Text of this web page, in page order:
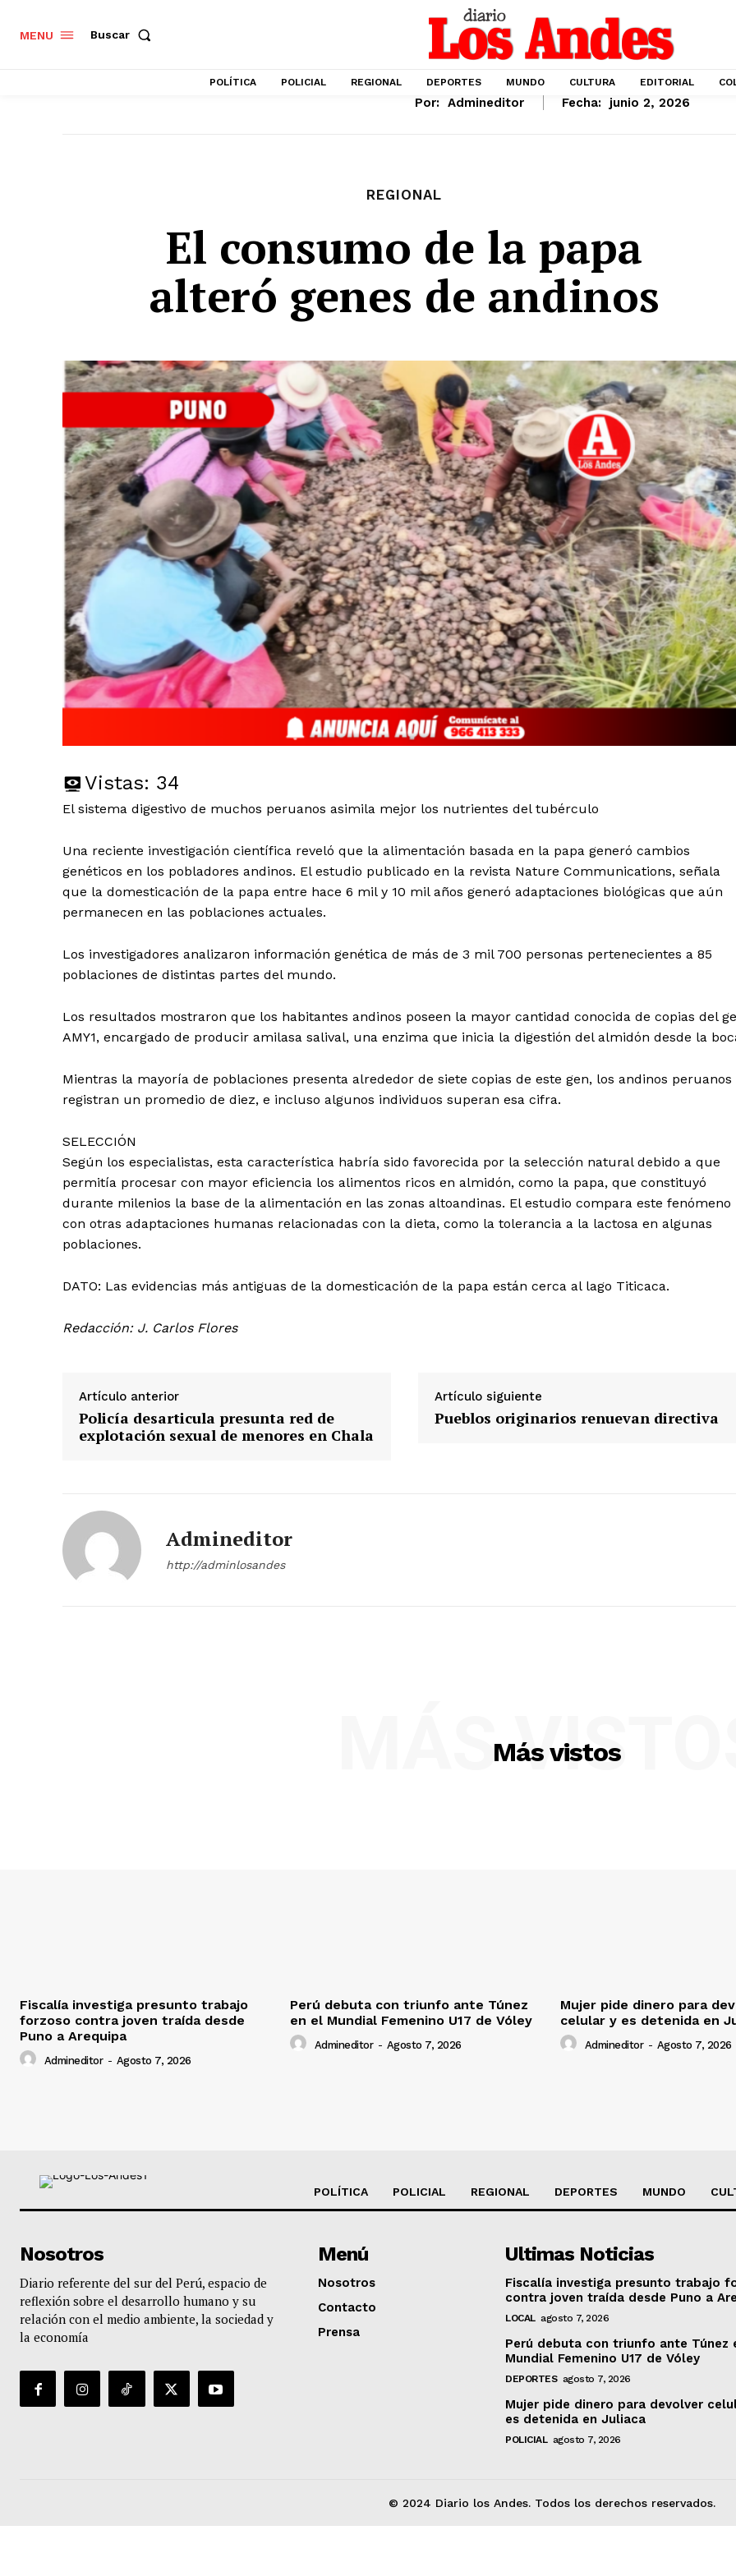
SUSCRIBETE
MENU Buscar
POLÍTICA POLICIAL REGIONAL DEPORTES MUNDO CULTURA EDITORIAL
Por: Admineditor Fecha: junio 2, 2026
REGIONAL
El consumo de la papa
alteró genes de andinos
Vistas: 34
El sistema digestivo de muchos peruanos asimila mejor los nutrientes del tubérculo
Una reciente investigación científica reveló que la alimentación basada en la papa generó cambios
genéticos en los pobladores andinos. El estudio publicado en la revista Nature Communications, señala
que la domesticación de la papa entre hace 6 mil y 10 mil años generó adaptaciones biológicas que aún
permanecen en las poblaciones actuales.
Los investigadores analizaron información genética de más de 3 mil 700 personas pertenecientes a 85
poblaciones de distintas partes del mundo.
Los resultados mostraron que los habitantes andinos poseen la mayor cantidad conocida de copias del
AMY1, encargado de producir amilasa salival, una enzima que inicia la digestión del almidón desde la
Mientras la mayoría de poblaciones presenta alrededor de siete copias de este gen, los andinos peruanos
registran un promedio de diez, e incluso algunos individuos superan esa cifra.
SELECCIÓN
Según los especialistas, esta característica habría sido favorecida por la selección natural debido a que
permitía procesar con mayor eficiencia los alimentos ricos en almidón, como la papa, que constituyó
durante milenios la base de la alimentación en las zonas altoandinas. El estudio compara este fenómeno
con otras adaptaciones humanas relacionadas con la dieta, como la tolerancia a la lactosa en algunas
poblaciones.
DATO: Las evidencias más antiguas de la domesticación de la papa están cerca al lago Titicaca.
Redacción: J. Carlos Flores
Artículo anterior
Policía desarticula presunta red de
explotación sexual de menores en Chala
Artículo siguiente
Pueblos originarios renuevan directiva
Admineditor
http://adminlosandes
Más vistos
MÁS
Fiscalía investiga presunto trabajo
forzoso contra joven traída desde
Puno a Arequipa
Admineditor - Agosto 7, 2026
Perú debuta con triunfo ante Túnez
en el Mundial Femenino U17 de Vóley
Admineditor - Agosto 7, 2026
Mujer pide dinero para
celular y es detenida en
Admineditor - Agosto 7, 2026
POLÍTICA POLICIAL REGIONAL DEPORTES MUNDO
Nosotros
Diario referente del sur del Perú, espacio de
reflexión sobre el desarrollo humano y su
relación con el medio ambiente, la sociedad y
la economía
Menú
Nosotros
Contacto
Prensa
Ultimas Noticias
Fiscalía investiga presunto trabajo
contra joven traída desde Puno a
LOCAL agosto 7, 2026
Perú debuta con triunfo ante Túnez
Mundial Femenino U17 de Vóley
DEPORTES agosto 7, 2026
Mujer pide dinero para devolver
es detenida en Juliaca
POLICIAL agosto 7, 2026
© 2024 Diario los Andes. Todos los derechos reservados.